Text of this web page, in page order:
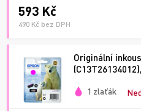
593 Kč
490 Kč bez DPH
Originální
1 zlaťák